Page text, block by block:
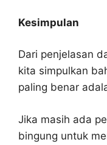
Kesimpulan
Dari penjelasan
kita simpulkan
paling benar
Jika masih ada
bingung untuk